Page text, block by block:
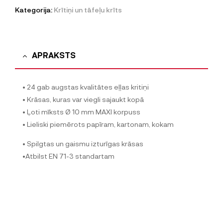
Kategorija: Krītiņi un tāfeļu krīts
APRAKSTS
• 24 gab augstas kvalitātes eļļas kritiņi
• Krāsas, kuras var viegli sajaukt kopā
• Ļoti mīksts Ø 10 mm MAXI korpuss
• Lieliski piemērots papīram, kartonam, kokam
• Spilgtas un gaismu izturīgas krāsas
•Atbilst EN 71-3 standartam